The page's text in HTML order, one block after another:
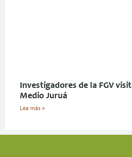
Investigadores de la FGV
Medio Juruá
Lea más »